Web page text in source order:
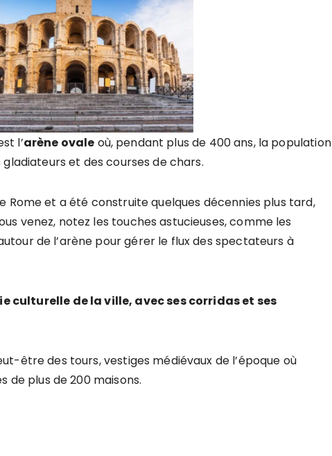
l’arène ovale où, pendant plus de 400 ans, la population
et des courses de chars.
Rome et a été construite quelques décennies plus tard,
venez, notez les touches astucieuses, comme les
de l’arène pour gérer le flux des spectateurs à
culturelle de la ville, avec ses corridas et ses
être des tours, vestiges médiévaux de l’époque où
de plus de 200 maisons.